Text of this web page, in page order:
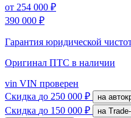
от 254 000 ₽
390 000 ₽
Гарантия юридической
Оригинал ПТС в наличии
vin VIN проверен
Скидка до 250 000 ₽ на
Скидка до 150 000 ₽
на